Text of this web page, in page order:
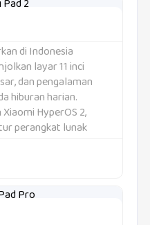
di Indonesia
layar 11 inci
dan pengalaman
hiburan harian.
HyperOS 2,
perangkat lunak
untuk lini